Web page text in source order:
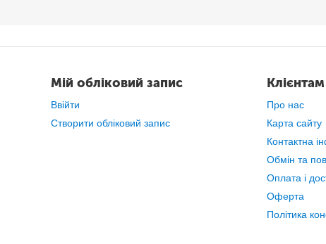
Мій обліковий запис
Ввійти
Створити обліковий запис
Клієнтам
Про нас
Карта сайту
Контактна
Обмін та
Оплата і
Оферта
Політика